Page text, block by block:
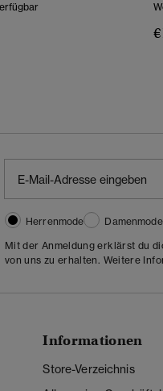
Herrenmode
Damenmode
Mit der Anmeldung erklärst du
von uns zu erhalten. Weitere
Informationen
Store-Verzeichnis